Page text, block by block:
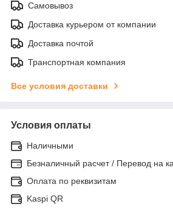
Самовывоз
Доставка курьером от компании
Доставка почтой
Транспортная компания
Все условия доставки
Условия оплаты
Наличными
Безналичный расчет / Перевод на
Оплата по реквизитам
Kaspi QR